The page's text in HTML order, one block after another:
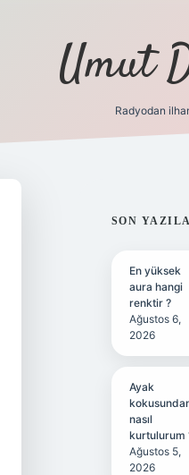
Umut
Radyodan
SON
En yüksek
aura hangi
renktir ?
Ağustos 6,
2026
Ayak
nasıl
kurtulurum
Ağustos 5,
2026